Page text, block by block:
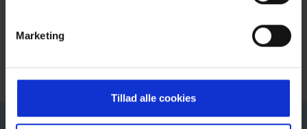
Marketing
Tillad alle cookies